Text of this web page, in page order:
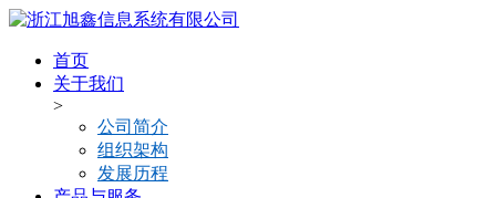
首页
关于我们
>
公司简介
组织架构
发展历程